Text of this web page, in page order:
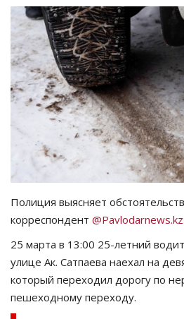
КАЗАХСТАН
МИР
СПЕЦПРОЕКТЫ
СПОРТ
Чек-лист
OFFICIAL
Курултай
Язык
Полиция выясняет
корреспондент @Pavlodarnews.kz.
25 марта в 13:00 25-летний
улице Ак. Сатпаева наехал на
который переходил дорогу по
пешеходному переходу.